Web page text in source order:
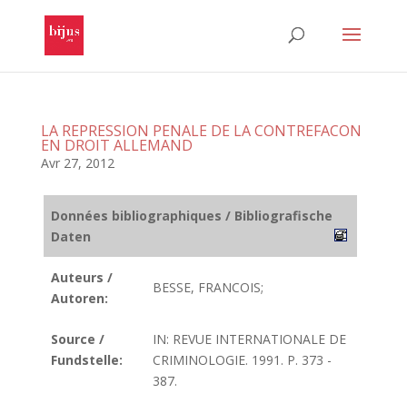
LA REPRESSION PENALE DE LA CONTREFACON
EN DROIT ALLEMAND
Avr 27, 2012
Données bibliographiques / Bibliografische
Daten
Auteurs /
Autoren:
BESSE, FRANCOIS;
Source /
Fundstelle:
IN: REVUE INTERNATIONALE DE
CRIMINOLOGIE. 1991. P. 373 -
387.